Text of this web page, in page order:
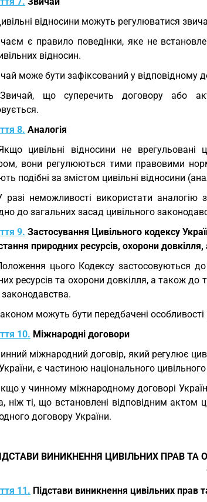
відносини можуть регулюватися
є правило поведінки, яке не
відносин.
може бути зафіксований у відповідному
що суперечить договору або
8. Аналогія
цивільні відносини не
вони регулюються тими правовими
подібні за змістом цивільні відносини
разі неможливості використати аналогію
до загальних засад цивільного
9. Застосування Цивільного кодексу
природних ресурсів, охорони
цього Кодексу застосовуються
ресурсів та охорони довкілля, а також
можуть бути передбачені
10. Міжнародні договори
міжнародний договір, який регулює
є частиною національного
у чинному міжнародному договорі
ніж ті, що встановлені відповідним актом
договору України.
ВИНИКНЕННЯ ЦИВІЛЬНИХ ПРАВ ТА
11. Підстави виникнення цивільних прав